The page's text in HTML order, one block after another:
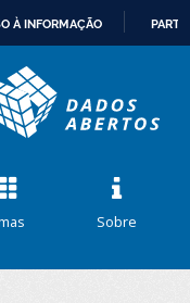
À INFORMAÇÃO
Sobre